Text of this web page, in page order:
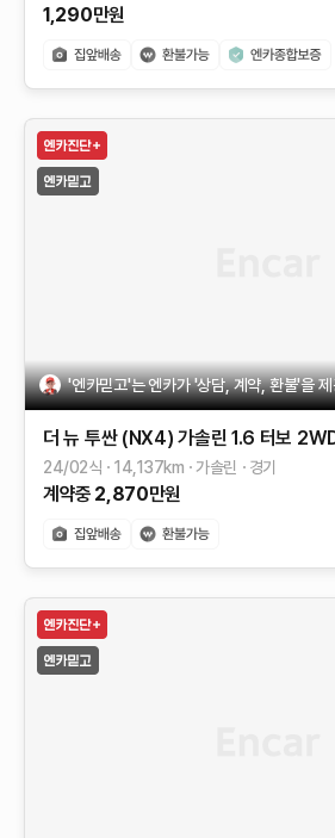
1,290만원
'엔카믿고'는 엔카가 '상담, 계약, 환불'을
더 뉴 투싼 (NX4) 가솔린 1.6 터보
24/02식 14,137km 가솔린 경기
계약중 2,870만원